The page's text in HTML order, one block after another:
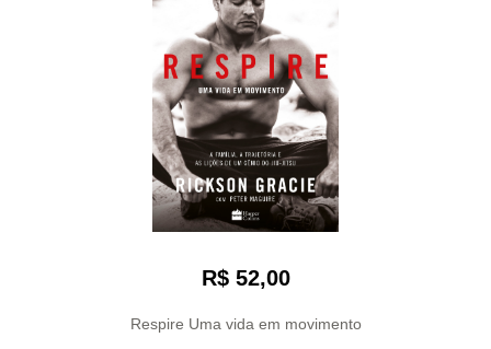
R$ 52,00
Respire Uma vida em movimento